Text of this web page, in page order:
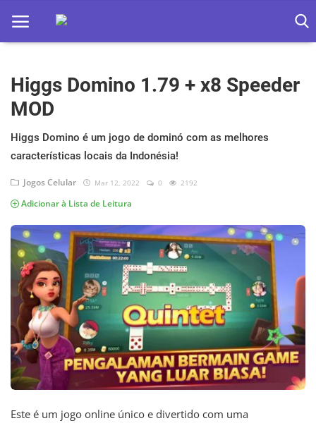
Home
Apps
Ebooks
Web
Música
Jogos hoje na TV
Higgs Domino 1.79 + x8 Speeder
MOD
Higgs Domino é um jogo de dominó com as melhores
características locais da Indonésia!
Jogos Celular Mar 12, 2022 0 2192
Adicionar à Lista de Leitura
Este é um jogo online único e divertido com uma